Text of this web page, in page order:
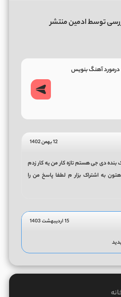
توسط ادمین منتشر
12 بهمن 1402
بنده دی جی هستم تازه کار من یه کار زدم
به اشتراک بزار م لطفا پاسخ من را
15 اردیبهشت 1403